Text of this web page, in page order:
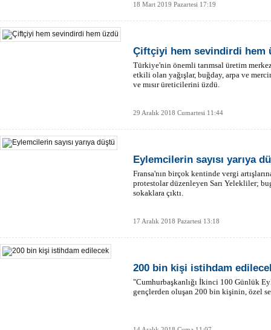
18 Mart 2019 Pazartesi 17:19
Çiftçiyi hem sevindirdi hem
Türkiye'nin önemli tarımsal üretim
etkili olan yağışlar, buğday, arpa ve
ve mısır üreticilerini üzdü.
29 Aralık 2018 Cumartesi 11:44
Eylemcilerin sayısı yarıya
Fransa'nın birçok kentinde vergi
protestolar düzenleyen Sarı Yelekliler;
sokaklara çıktı.
17 Aralık 2018 Pazartesi 13:18
200 bin kişi istihdam
"Cumhurbaşkanlığı İkinci 100 Günlük
gençlerden oluşan 200 bin kişinin, özel